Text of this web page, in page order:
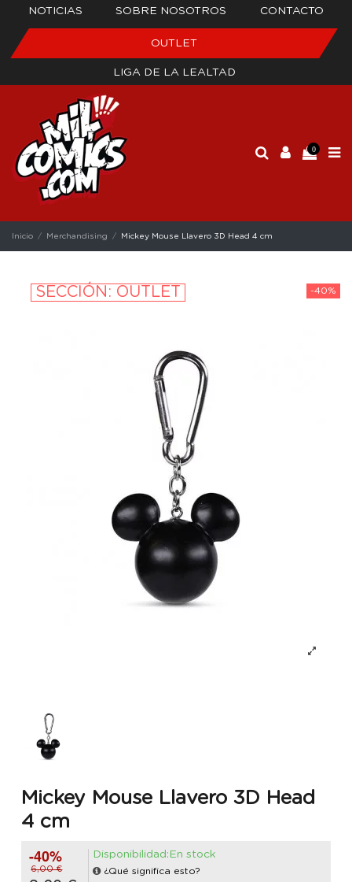
NOTICIAS SOBRE NOSOTROS CONTACTO
OUTLET
LIGA DE LA LEALTAD
0
Inicio Merchandising Mickey Mouse Llavero 3D Head 4 cm
-40%
SECCIÓN: OUTLET
Mickey Mouse Llavero 3D Head
4 cm
-40%
6,00 €
Disponibilidad:En stock
¿Qué significa esto?